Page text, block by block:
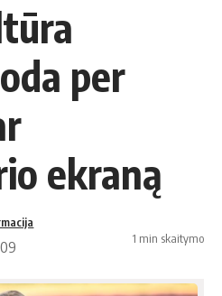
per
ekraną
1 min skaitymo